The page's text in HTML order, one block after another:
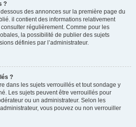
?
des annonces sur la première page du
il contient des informations relativement
régulièrement. Comme pour les
la possibilité de publier des sujets
définies par l’administrateur.
?
dans les sujets verrouillés et tout sondage y
Les sujets peuvent être verrouillés pour
ou un administrateur. Selon les
vous pouvez ou non verrouiller